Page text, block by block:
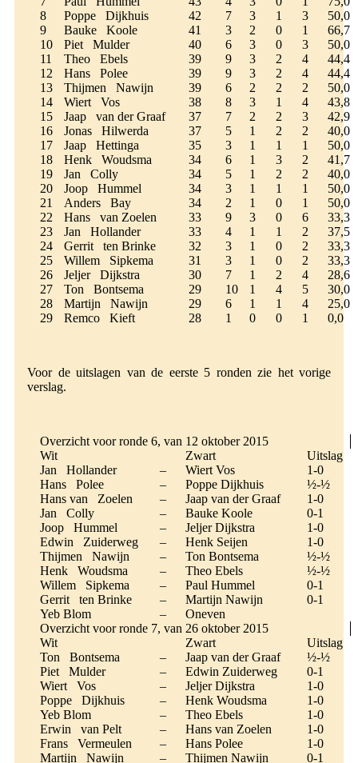
8
Poppe Dijkhuis 42 7 3 1 3
50,0
9
Bauke Koole 41 3 2 0 1
66,7
10
Piet Mulder 40 6 3 0 3
50,0
11
Theo Ebels 39 9 3 2 4
44,4
12
Hans Polee 39 9 3 2 4
44,4
13
Thijmen Nawijn 39 6 2 2 2
50,0
14
Wiert Vos 38 8 3 1 4
43,8
15
Jaap van der Graaf 37 7 2 2 3
42,9
16
Jonas Hilwerda 37 5 1 2 2
40,0
17
Jaap Hettinga 35 3 1 1 1
50,0
18
Henk Woudsma 34 6 1 3 2
41,7
19
Jan Colly 34 5 1 2 2
40,0
20
Joop Hummel 34 3 1 1 1
50,0
21
Anders Bay 34 2 1 0 1
50,0
22
Hans van Zoelen 33 9 3 0 6
33,3
23
Jan Hollander 33 4 1 1 2
37,5
24
Gerrit ten Brinke 32 3 1 0 2
33,3
25
Willem Sipkema 31 3 1 0 2
33,3
26
Jeljer Dijkstra 30 7 1 2 4
28,6
27
Ton Bontsema 29 10 1 4 5
30,0
28
Martijn Nawijn 29 6 1 1 4
25,0
29
Remco Kieft 28 1 0 0 1 0,0
Voor de uitslagen van de eerste 5 ronden zie het vorige
verslag.
Overzicht voor ronde 6, van 12 oktober 2015
Wit
Zwart
Uitslag
Jan Hollander
– Wiert Vos
1-0
Hans Polee
– Poppe Dijkhuis
½-½
Hans van Zoelen
– Jaap van der Graaf
1-0
Jan Colly
– Bauke Koole
0-1
Joop Hummel
– Jeljer Dijkstra
1-0
Edwin Zuiderweg
– Henk Seijen
1-0
Thijmen Nawijn
– Ton Bontsema
½-½
Henk Woudsma
– Theo Ebels
½-½
Willem Sipkema
– Paul Hummel
0-1
Gerrit ten Brinke
– Martijn Nawijn
0-1
Yeb Blom
–
Oneven
Overzicht voor ronde 7, van 26 oktober 2015
Wit
Zwart
Uitslag
Ton Bontsema
– Jaap van der Graaf
½-½
Piet Mulder
– Edwin Zuiderweg
0-1
Wiert Vos
– Jeljer Dijkstra
1-0
Poppe Dijkhuis
– Henk Woudsma
1-0
Yeb Blom
– Theo Ebels
1-0
Erwin van Pelt
– Hans van Zoelen
1-0
Frans Vermeulen
– Hans Polee
1-0
Martijn Nawijn
– Thijmen Nawijn
0-1